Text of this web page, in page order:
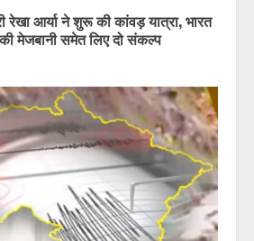
रेखा आर्या ने शुरू की कांवड़ यात्रा, भारत
मेजबानी समेत लिए दो संकल्प